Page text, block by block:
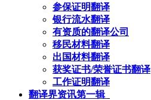
参保证明翻译
银行流水翻译
有资质的翻译公司
移民材料翻译
出国材料翻译
获奖证书/荣誉证书翻译
工作证明翻译
翻译界资讯第一辑